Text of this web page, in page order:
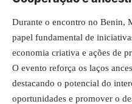
Durante o encontro no Benin,
papel fundamental de
economia criativa e ações de
O evento reforça os laços
destacando o potencial do
oportunidades e promover o